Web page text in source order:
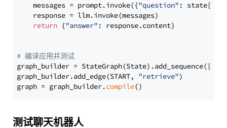
    messages = prompt.invoke({
"question" : state[
    response = llm.invoke(messages)
return {"answer" : response.content}
# 编译应用并测试
graph_builder =
graph_builder.add_edge(START, "retrieve")
graph = graph_builder.compile
测试聊天机器人